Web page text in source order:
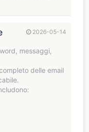
2026-05-14
messaggi,
delle email